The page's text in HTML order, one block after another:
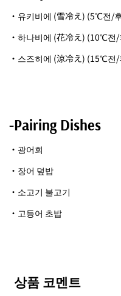
・유키비에 (雪冷え) (5℃전/
・하나비에 (花冷え) (10℃전/
・스즈히에 (涼冷え) (15℃전/
-Pairing Dishes
・광어회
・장어 덮밥
・소고기 불고기
・고등어 초밥
상품 코멘트